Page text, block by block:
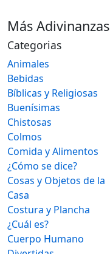
Más Adivinanzas
Categorias
Animales
Bebidas
Bíblicas y Religiosas
Buenísimas
Chistosas
Colmos
Comida y Alimentos
¿Cómo se dice?
Cosas y Objetos de la
Casa
Costura y Plancha
¿Cuál es?
Cuerpo Humano